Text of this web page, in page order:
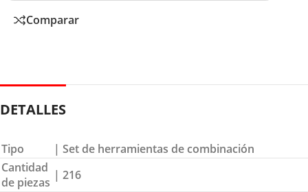
Comparar
DETALLES
Tipo
| Set de herramientas de combinación
Cantidad
de piezas | 216